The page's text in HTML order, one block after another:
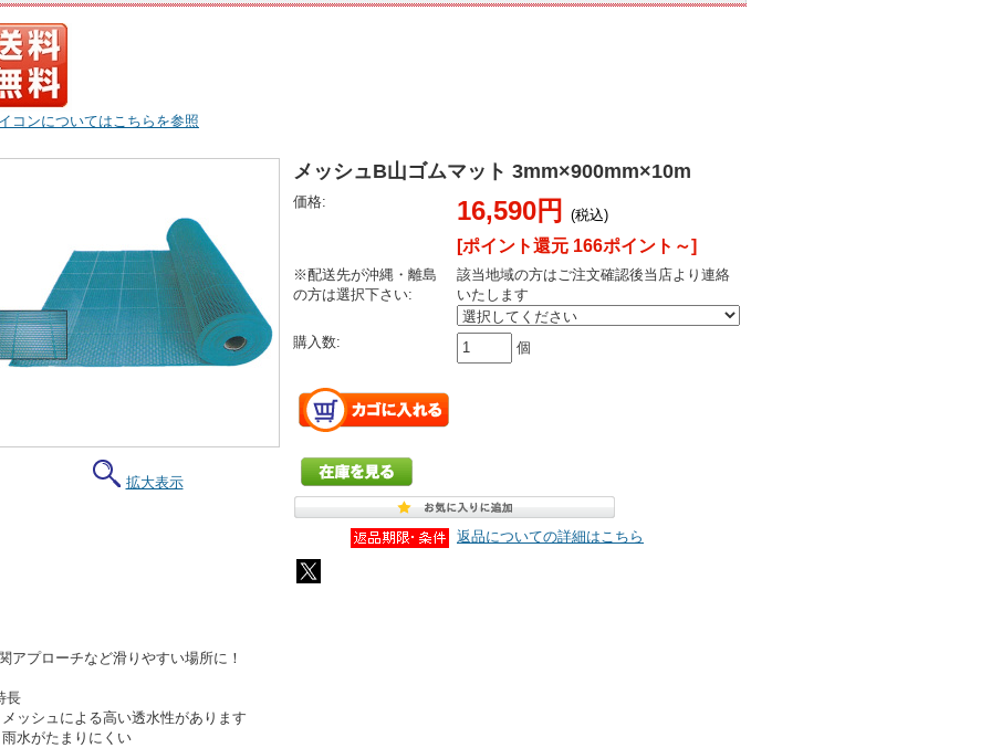
コンについてはこちらを参照
拡大表示
メッシュB山ゴムマット 3mm×900mm×10m
価格: 16,590円 (税込)
[ポイント還元 166ポイント～]
※配送先が沖縄・離島
の方は選択下さい:
該当地域の方はご注文確認後当店より連絡
いたします
購入数: 個
返品についての詳細はこちら
アプローチなど滑りやすい場所に！
長
ッシュによる高い透水性があります
水がたまりにくい